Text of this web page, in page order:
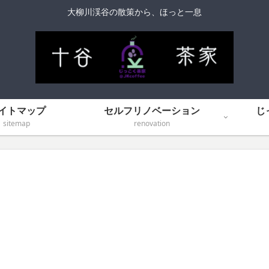
大柳川渓谷の散策から、ほっと一息
トマップ
sitemap
セルフリノベーション
renovation
じ